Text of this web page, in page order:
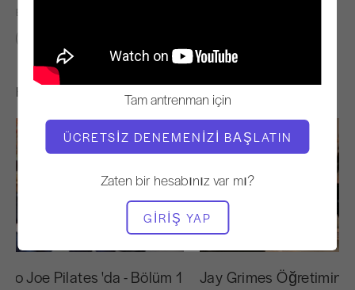
Tam antrenman için
ÜCRETSIZ DENEMENIZI BAŞLATIN
Zaten bir hesabınız var mı?
GIRIŞ YAP
BENZER SINIFLARI BULUN
Hoşunuza Gidebilecek Diğer Egzersizler
27:43
Joe Pilates 'da - Bölüm 1
Jay Grimes